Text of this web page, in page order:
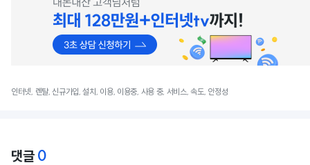
인터넷, 렌탈, 신규가입, 설치, 이용, 이용중, 사용 중, 서비스, 속도, 안정성
댓글 0